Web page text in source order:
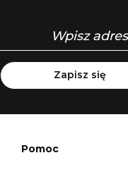
Zapisz się
Pomoc